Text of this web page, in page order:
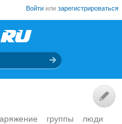
Войти или зарегистрироваться
группы
люди